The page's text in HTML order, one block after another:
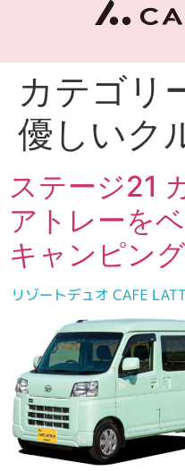
カテゴリ
優しいク
ステージ21
アトレーを
キャンピン